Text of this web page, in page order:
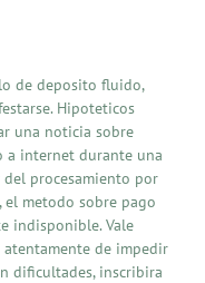
de deposito fluido,
Hipoteticos
una noticia sobre
a internet durante una
procesamiento por
el metodo sobre pago
indisponible. Vale
de impedir
dificultades, inscribira